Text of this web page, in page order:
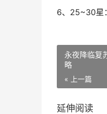
6、25~30星
永夜降临复
略
« 上一篇
延伸阅读